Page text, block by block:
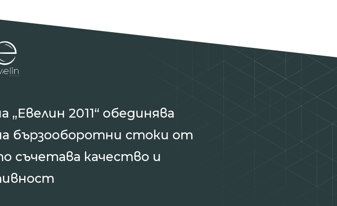
2011“ обединява
бързооборотни стоки от
съчетава качество и